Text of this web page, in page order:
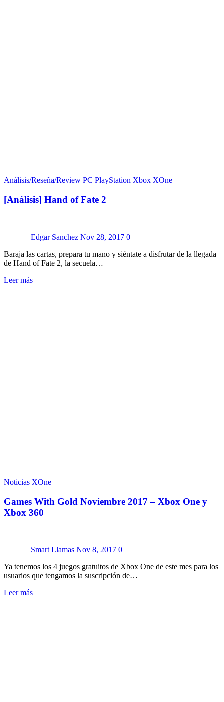
Análisis/Reseña/Review PC PlayStation Xbox XOne
[Análisis] Hand of Fate 2
Edgar Sanchez Nov 28, 2017 0
Baraja las cartas, prepara tu mano y siéntate a disfrutar de la llegada
de Hand of Fate 2, la secuela…
Leer más
Noticias XOne
Games With Gold Noviembre 2017 – Xbox One y
Xbox 360
Smart Llamas Nov 8, 2017 0
Ya tenemos los 4 juegos gratuitos de Xbox One de este mes para los
usuarios que tengamos la suscripción de…
Leer más